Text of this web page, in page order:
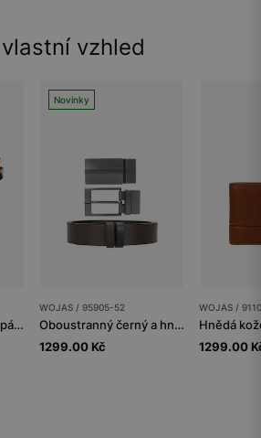
vzhled
Světle hnědá kožená pánská taška přes rameno
Novinky
WOJAS / 95905-52
Oboustranný černý a hnědý pánský pásek s vyměnitelnými přezkami
1299.00 Kč
WOJAS /
1299.00